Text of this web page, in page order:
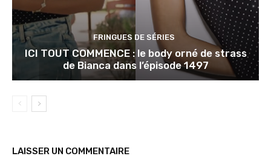
FRINGUES DE SÉRIES
ICI TOUT COMMENCE : le body orné de strass
de Bianca dans l’épisode 1497
LAISSER UN COMMENTAIRE